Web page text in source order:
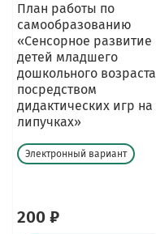
План работы по
самообразованию
«Сенсорное развитие
детей младшего
дошкольного возраста
посредством
дидактических игр на
липучках»
Электронный вариант
200 ₽